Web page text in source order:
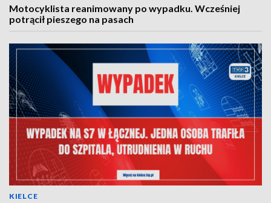
Motocyklista reanimowany po wypadku. Wcześniej
potrącił pieszego na pasach
KIELCE